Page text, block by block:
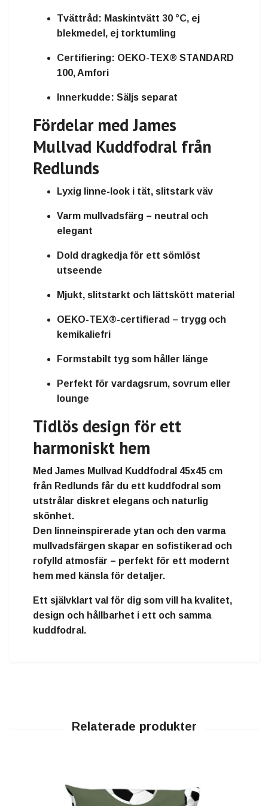
Tvättråd: Maskintvätt 30 °C, ej
blekmedel, ej torktumling
Certifiering: OEKO-TEX® STANDARD
100, Amfori
Innerkudde: Säljs separat
Fördelar med James
Mullvad Kuddfodral från
Redlunds
Lyxig linne-look i tät, slitstark väv
Varm mullvadsfärg – neutral och
elegant
Dold dragkedja för ett sömlöst
utseende
Mjukt, slitstarkt och lättskött material
OEKO-TEX®-certifierad – trygg och
kemikaliefri
Formstabilt tyg som håller länge
Perfekt för vardagsrum, sovrum eller
lounge
Tidlös design för ett
harmoniskt hem
Med James Mullvad Kuddfodral 45x45 cm
från Redlunds får du ett kuddfodral som
utstrålar diskret elegans och naturlig
skönhet.
Den linneinspirerade ytan och den varma
mullvadsfärgen skapar en sofistikerad och
rofylld atmosfär – perfekt för ett modernt
hem med känsla för detaljer.
Ett självklart val för dig som vill ha kvalitet,
design och hållbarhet i ett och samma
kuddfodral .